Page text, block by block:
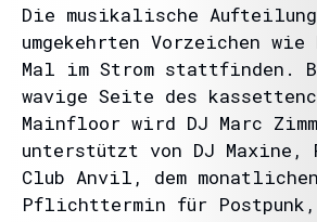
Die musikalische
umgekehrten Vorzeichen
Mal im Strom stattfinden.
wavige Seite des
Mainfloor wird DJ Marc
unterstützt von DJ Maxine,
Club Anvil, dem monatlichen
Pflichttermin für Postpunk,